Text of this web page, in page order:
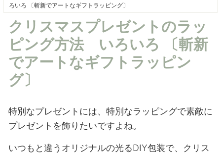
ろいろ 〔斬新でアートなギフトラッピング〕
クリスマスプレゼントのラッ
ピング方法 いろいろ 〔斬新
でアートなギフトラッピン
グ〕
特別なプレゼントには、特別なラッピングで素敵に
プレゼントを飾りたいですよね。
いつもと違うオリジナルの光るDIY包装で、クリス